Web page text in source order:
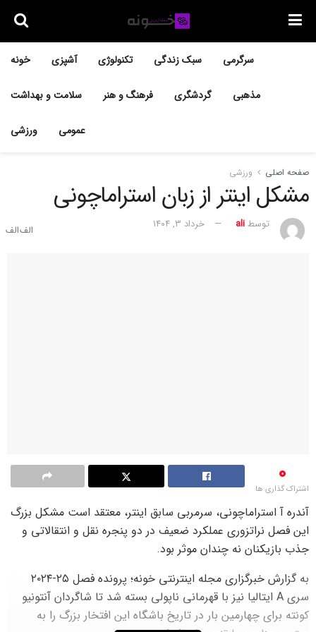
خونه آشپزی تکنولوژی سبک زندگی سرگرمی
سلامت و بهداشت فرهنگ و هنر گردشگری مذهبی
ورزشی عمومی
صفحه اصلی ورزشی
مشکل اینتر از زبان استراماچونی
توسطali خرداد ۳, ۱۴۰۴
0
اشتراک گذاری ها
آندره آ استراماچونی، سرمربی سابق اینتر، معتقد است مشکل بزرگ
این فصل نراتزوری عملکرد ضعیف در دو پنجره نقل و انتقالاتی و
جذب بازیکنان نه چندان موثر بود.
به گزارش خبرگزاری مجله اینترنتی خونه؛ پرونده فصل ۲۵-۲۰۲۴
سری A ایتالیا نیز با قهرمانی ناپولی بسته شد تا شاگردان آنتونیو
کونته برای چهارمین بار در تاریخ باشگاه این افتخار بزرگ را به